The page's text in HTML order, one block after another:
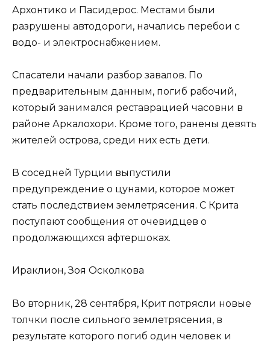
Архонтико и Пасидерос. Местами были
разрушены автодороги, начались перебои с
водо- и электроснабжением.
Спасатели начали разбор завалов. По
предварительным данным, погиб рабочий,
который занимался реставрацией часовни в
районе Аркалохори. Кроме того, ранены девять
жителей острова, среди них есть дети.
В соседней Турции выпустили
предупреждение о цунами, которое может
стать последствием землетрясения. С Крита
поступают сообщения от очевидцев о
продолжающихся афтершоках.
Ираклион, Зоя Осколкова
Во вторник, 28 сентября, Крит потрясли новые
толчки после сильного землетрясения, в
результате которого погиб один человек и